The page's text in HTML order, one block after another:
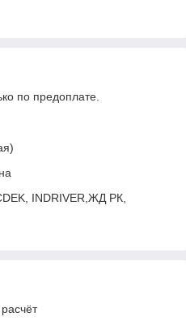
по предоплате.
INDRIVER,ЖД РК,